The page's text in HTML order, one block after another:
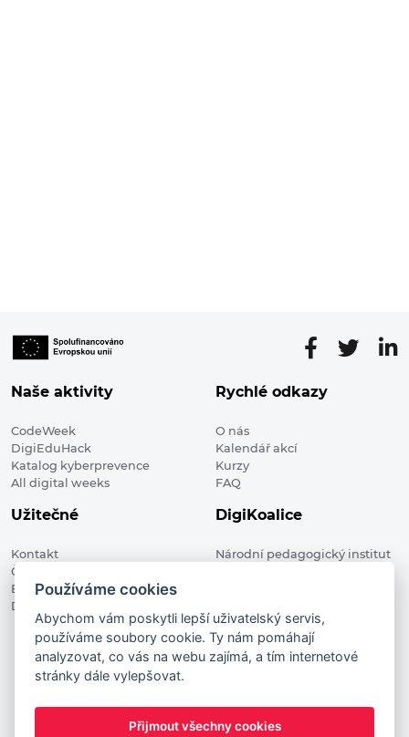
Naše aktivity
CodeWeek
DigiEduHack
Katalog kyberprevence
All digital weeks
Rychlé odkazy
O nás
Kalendář akcí
Kurzy
FAQ
Užitečné
Kontakt
Členské organizace
Blog
Digitalizace ve vzdělávání
DigiKoalice
Národní pedagogický institut
DigiKoalice 2021. All rights reserved
Vstup do administrace
This project has received funding from the European
Commission Innovation and Networks Executive Agency (now
Používáme cookies
Abychom vám poskytli lepší uživatelský servis,
používáme soubory cookie. Ty nám pomáhají
analyzovat, co vás na webu zajímá, a tím internetové
stránky dále vylepšovat.
Přijmout všechny cookies